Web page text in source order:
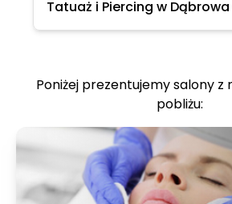
Tatuaż i Piercing w
Poniżej prezentujemy salony z
pobliżu: